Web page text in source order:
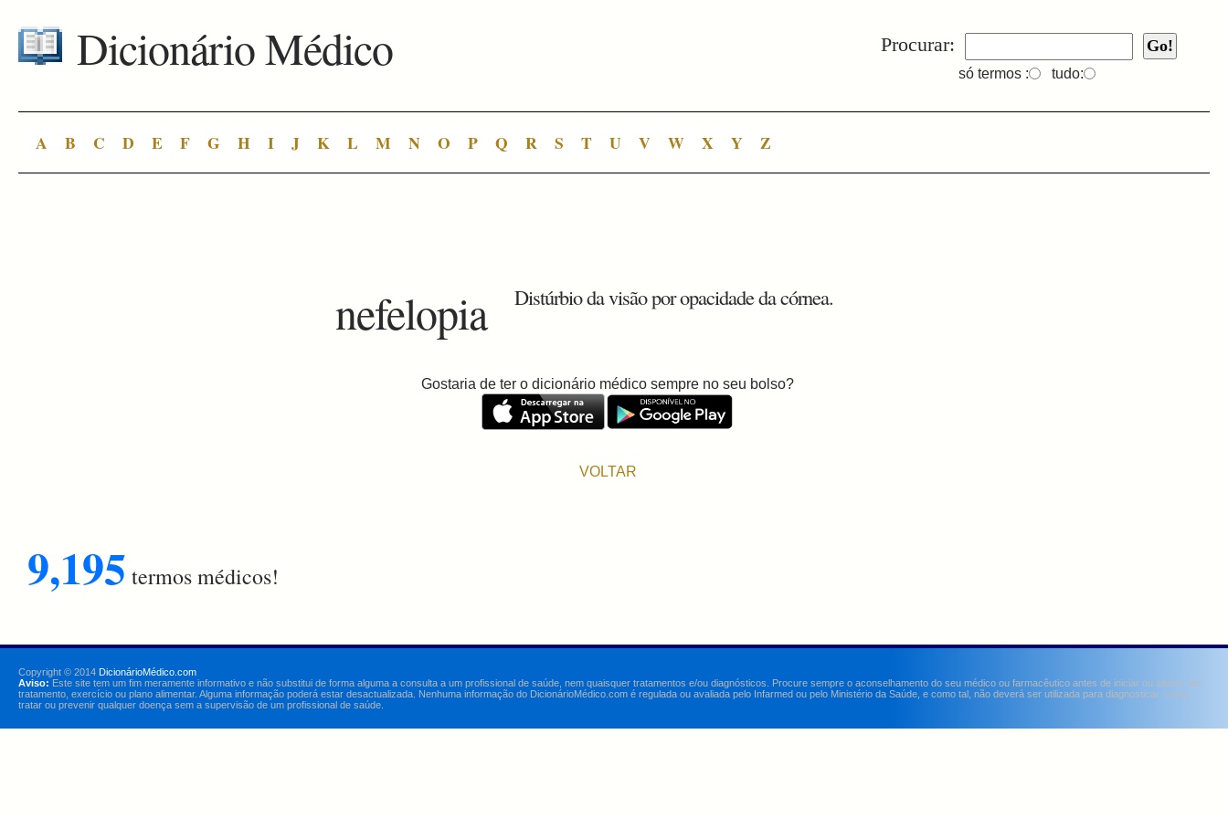
Procurar:
só termos : tudo:
Dicionário Médico
A B C D E F G H I J K L M N O P Q R S T U V W X Y Z
nefelopia Distúrbio da visão por opacidade da córnea.
Gostaria de ter o dicionário médico sempre no seu bolso?
VOLTAR
9,195 termos médicos!
Copyright © 2014 DicionárioMédico.com
Aviso: Este site tem um fim meramente informativo e não substitui de forma alguma a consulta a um profissional de saúde, nem quaisquer tratamentos e/ou diagnósticos. Procure sempre o aconselhamento do seu médico ou farmacêutico antes de iniciar ou alterar um
tratamento, exercício ou plano alimentar. Alguma informação poderá estar desactualizada. Nenhuma informação do DicionárioMédico.com é regulada ou avaliada pelo Infarmed ou pelo Ministério da Saúde, e como tal, não deverá ser utilizada para diagnosticar, curar,
tratar ou prevenir qualquer doença sem a supervisão de um profissional de saúde.